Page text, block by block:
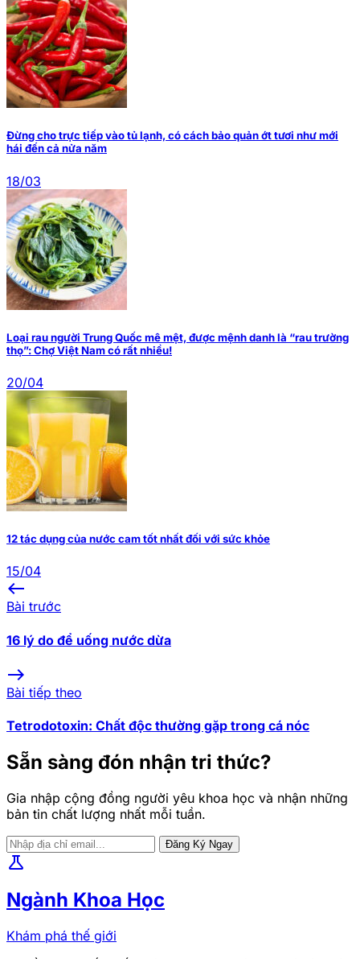
Đừng cho trực tiếp vào tủ lạnh, có cách bảo quản ớt tươi như mới
hái đến cả nửa năm
18/03
Loại rau người Trung Quốc mê mệt, được mệnh danh là “rau trường
thọ”: Chợ Việt Nam có rất nhiều!
20/04
12 tác dụng của nước cam tốt nhất đối với sức khỏe
15/04
west
Bài trước
16 lý do để uống nước dừa
east
Bài tiếp theo
Tetrodotoxin: Chất độc thường gặp trong cá nóc
Sẵn sàng đón nhận tri thức?
Gia nhập cộng đồng người yêu khoa học và nhận những
bản tin chất lượng nhất mỗi tuần.
Đăng Ký Ngay
science
Ngành Khoa Học
Khám phá thế giới